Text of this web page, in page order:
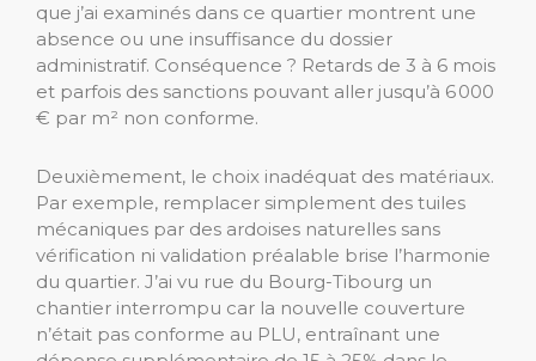
que j’ai examinés dans ce quartier montrent une
absence ou une insuffisance du dossier
administratif. Conséquence ? Retards de 3 à 6 mois
et parfois des sanctions pouvant aller jusqu’à 6 000
€ par m² non conforme.
Deuxièmement, le choix inadéquat des matériaux.
Par exemple, remplacer simplement des tuiles
mécaniques par des ardoises naturelles sans
vérification ni validation préalable brise l’harmonie
du quartier. J’ai vu rue du Bourg-Tibourg un
chantier interrompu car la nouvelle couverture
n’était pas conforme au PLU, entraînant une